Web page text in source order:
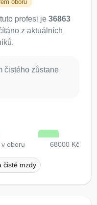
oboru
profesi je 36863
z aktuálních
čistého zůstane
oboru 68000 Kč
čisté mzdy